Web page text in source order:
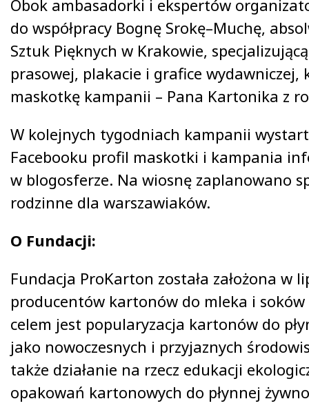
Obok ambasadorki i ekspertów
do współpracy Bognę Srokę–Muchę,
Sztuk Pięknych w Krakowie,
prasowej, plakacie i grafice wydawniczej,
maskotkę kampanii – Pana Kartonika z
W kolejnych tygodniach kampanii
Facebooku profil maskotki i kampania
w blogosferze. Na wiosnę zaplanowano
rodzinne dla warszawiaków.
O Fundacji:
Fundacja ProKarton została założona w
producentów kartonów do mleka i soków
celem jest popularyzacja kartonów do
jako nowoczesnych i przyjaznych
także działanie na rzecz edukacji
opakowań kartonowych do płynnej